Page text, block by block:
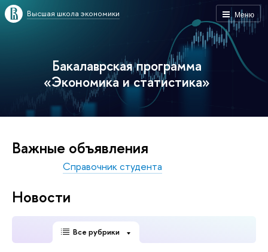
Меню
Высшая школа экономики
Бакалаврская программа
«Экономика и статистика»
Важные объявления
Справочник студента
Новости
Все рубрики